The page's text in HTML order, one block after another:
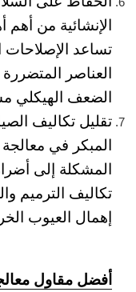
الإنشائية من
تساعد الإصلاحات
العناصر
الضعف الهيكلي
تقليل تكاليف
المبكر في
المشكلة إلى
تكاليف الترميم
إهمال العيوب
أفضل مقاول